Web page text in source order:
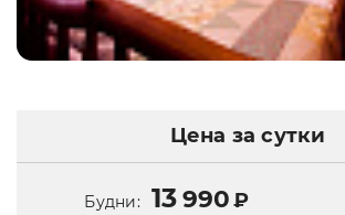
Цена за сутки
Будни: 13990 ₽